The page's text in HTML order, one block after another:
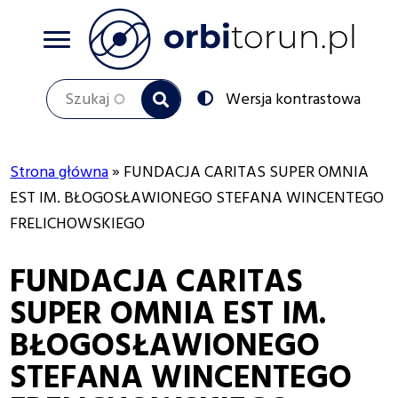
Szukaj
Przełącz
na:
Wersja kontrastowa
Ścieżka
nawigacyjna
Strona główna
FUNDACJA CARITAS SUPER OMNIA
EST IM. BŁOGOSŁAWIONEGO STEFANA WINCENTEGO
FRELICHOWSKIEGO
FUNDACJA CARITAS
SUPER OMNIA EST IM.
BŁOGOSŁAWIONEGO
STEFANA WINCENTEGO